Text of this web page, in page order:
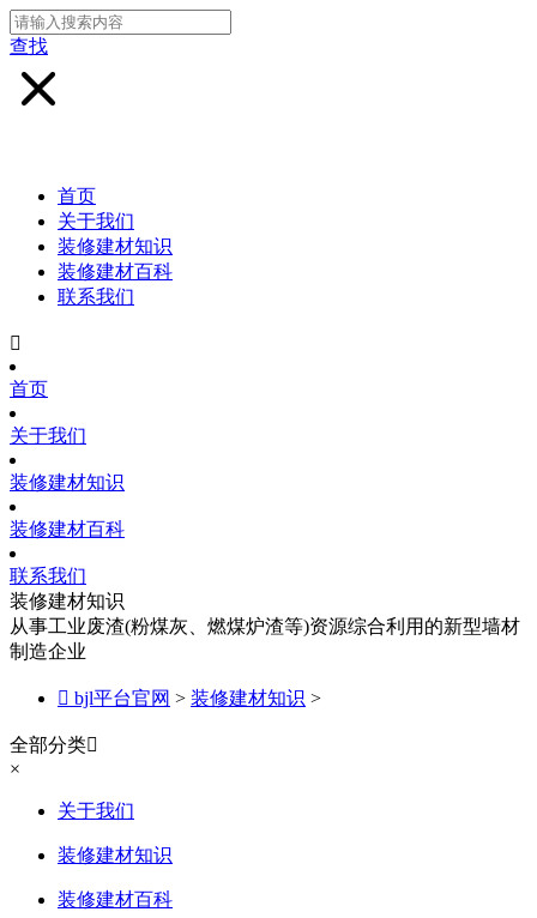
查找
首页
关于我们
装修建材知识
装修建材百科
联系我们

首页
关于我们
装修建材知识
装修建材百科
联系我们
装修建材知识
从事工业废渣(粉煤灰、燃煤炉渣等)资源综合利用的新型墙材
制造企业
 bjl平台官网 > 装修建材知识 >
全部分类
×
关于我们
装修建材知识
装修建材百科